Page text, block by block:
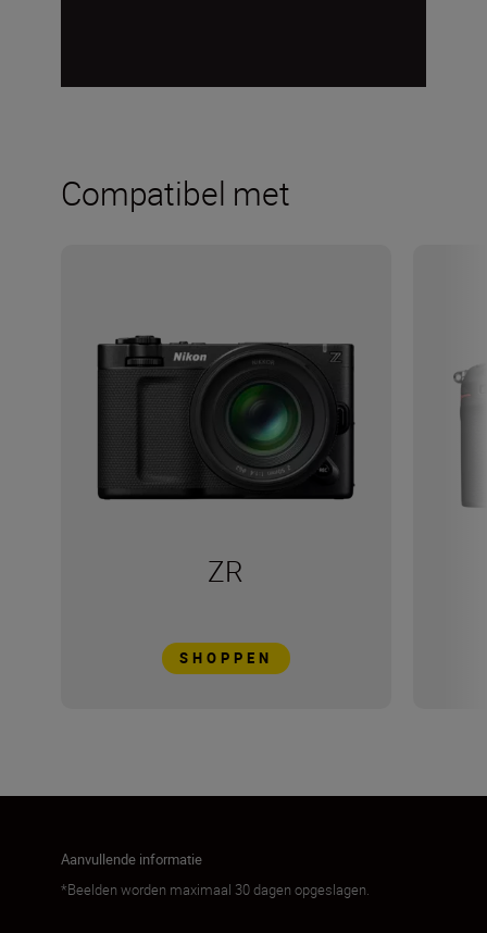
Compatibel met
ZR
SHOPPEN
Aanvullende informatie
*Beelden worden maximaal 30 dagen opgeslagen.